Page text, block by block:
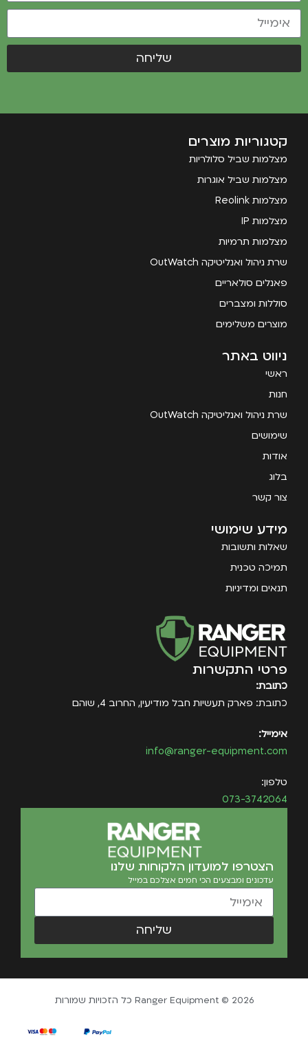
שליחה
קטגוריות מוצרים
מצלמות שביל סלולריות
מצלמות שביל אוגרות
מצלמות Reolink
מצלמות IP
מצלמות תרמיות
שרת ניהול ואנליטיקה OutWatch
פאנלים סולאריים
סוללות ומצברים
מוצרים משלימים
ניווט באתר
ראשי
חנות
שרת ניהול ואנליטיקה OutWatch
שימושים
אודות
בלוג
צור קשר
מידע שימושי
שאלות ותשובות
תמיכה טכנית
תנאים ומדיניות
פרטי התקשרות
כתובת:
כתובת: פארק תעשיות חבל מודיעין, החרוב 4, שוהם
אימייל:
info@ranger-equipment.com
טלפון:
073-3742064
הצטרפו למועדון הלקוחות שלנו
עדכונים ומבצעים הכי חמים אצלכם במייל
שליחה
Ranger Equipment © 2026 כל הזכויות שמורות